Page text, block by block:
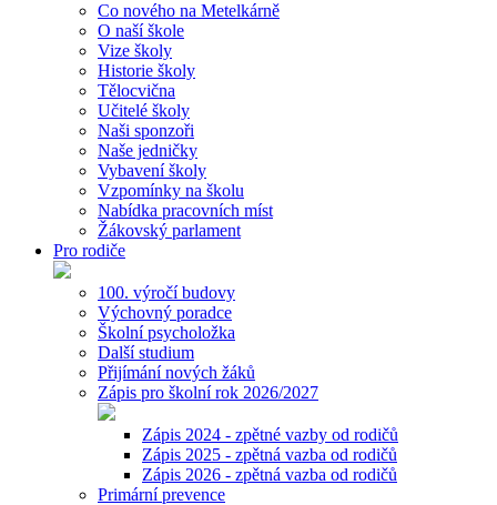
Co nového na Metelkárně
O naší škole
Vize školy
Historie školy
Tělocvična
Učitelé školy
Naši sponzoři
Naše jedničky
Vybavení školy
Vzpomínky na školu
Nabídka pracovních míst
Žákovský parlament
Pro rodiče
100. výročí budovy
Výchovný poradce
Školní psycholožka
Další studium
Přijímání nových žáků
Zápis pro školní rok 2026/2027
Zápis 2024 - zpětné vazby od rodičů
Zápis 2025 - zpětná vazba od rodičů
Zápis 2026 - zpětná vazba od rodičů
Primární prevence